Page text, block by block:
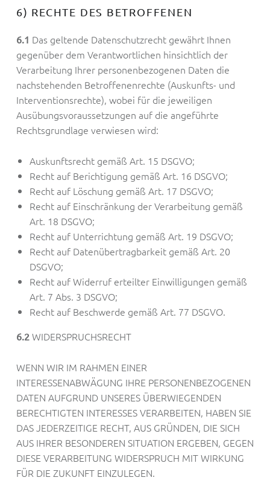
6) RECHTE DES BETROFFENEN
6.1 Das geltende Datenschutzrecht gewährt Ihnen
gegenüber dem Verantwortlichen hinsichtlich der
Verarbeitung Ihrer personenbezogenen Daten die
nachstehenden Betroffenenrechte (Auskunfts- und
Interventionsrechte), wobei für die jeweiligen
Ausübungsvoraussetzungen auf die angeführte
Rechtsgrundlage verwiesen wird:
Auskunftsrecht gemäß Art. 15 DSGVO;
Recht auf Berichtigung gemäß Art. 16 DSGVO;
Recht auf Löschung gemäß Art. 17 DSGVO;
Recht auf Einschränkung der Verarbeitung gemäß
Art. 18 DSGVO;
Recht auf Unterrichtung gemäß Art. 19 DSGVO;
Recht auf Datenübertragbarkeit gemäß Art. 20
DSGVO;
Recht auf Widerruf erteilter Einwilligungen gemäß
Art. 7 Abs. 3 DSGVO;
Recht auf Beschwerde gemäß Art. 77 DSGVO.
6.2WIDERSPRUCHSRECHT
WENN WIR IM RAHMEN EINER
INTERESSENABWÄGUNG IHRE PERSONENBEZOGENEN
DATEN AUFGRUND UNSERES ÜBERWIEGENDEN
BERECHTIGTEN INTERESSES VERARBEITEN, HABEN SIE
DAS JEDERZEITIGE RECHT, AUS GRÜNDEN, DIE SICH
AUS IHRER BESONDEREN SITUATION ERGEBEN, GEGEN
DIESE VERARBEITUNG WIDERSPRUCH MIT WIRKUNG
FÜR DIE ZUKUNFT EINZULEGEN.